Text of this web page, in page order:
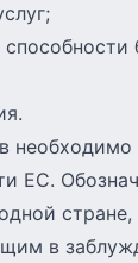
необходимо
ЕС.
стране,
в